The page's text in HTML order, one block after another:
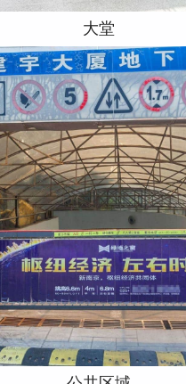
大堂